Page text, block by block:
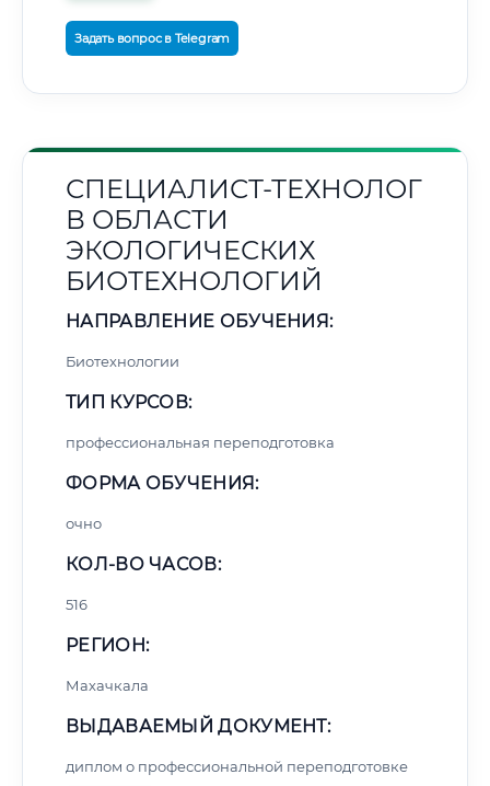
Задать вопрос в Telegram
СПЕЦИАЛИСТ-ТЕХНОЛОГ
В ОБЛАСТИ
ЭКОЛОГИЧЕСКИХ
БИОТЕХНОЛОГИЙ
НАПРАВЛЕНИЕ ОБУЧЕНИЯ:
Биотехнологии
ТИП КУРСОВ:
профессиональная переподготовка
ФОРМА ОБУЧЕНИЯ:
очно
КОЛ-ВО ЧАСОВ:
516
РЕГИОН:
Махачкала
ВЫДАВАЕМЫЙ ДОКУМЕНТ:
диплом о профессиональной переподготовке